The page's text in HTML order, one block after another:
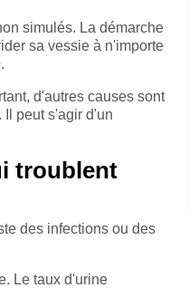
simulés. La démarche
sa vessie à n'importe
.
d'autres causes sont
peut s'agir d'un
troublent
des infections ou des
Le taux d'urine